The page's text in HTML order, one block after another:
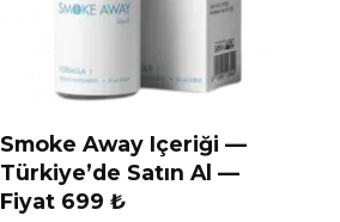
Smoke Away Içeriği —
Türkiye’de Satın Al —
Fiyat 699 ₺